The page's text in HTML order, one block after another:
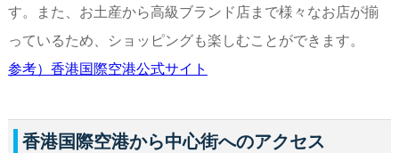
す。また、お土産から高級ブランド店まで様々なお店が揃
っているため、ショッピングも楽しむことができます。
参考）香港国際空港公式サイト
香港国際空港から中心街へのアクセス